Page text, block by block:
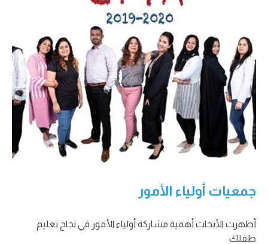
جمعيات أولياء الأمور
أظهرت الأبحاث أهمية مشاركة أولياء الأمور في نجاح تعليم
طفلك